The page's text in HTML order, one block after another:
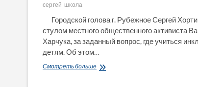
сергей школа
Городской голова г. Рубежное Сергей
стулом местного общественного активиста
Харчука, за заданный вопрос, где учиться
детям. Об этом…
Смотреть большеЗа